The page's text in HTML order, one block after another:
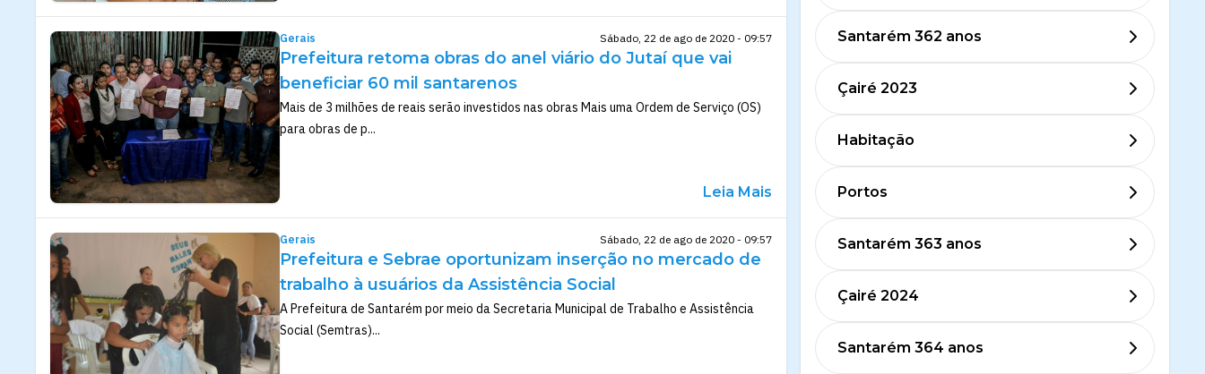
Gerais Sábado, 22 de ago de 2020 - 09:57
Prefeitura retoma obras do anel viário do Jutaí que vai
beneficiar 60 mil santarenos
Mais de 3 milhões de reais serão investidos nas obras Mais uma Ordem de Serviço (OS)
para obras de p...
Leia Mais
Gerais Sábado, 22 de ago de 2020 - 09:57
Prefeitura e Sebrae oportunizam inserção no mercado de
trabalho à usuários da Assistência Social
A Prefeitura de Santarém por meio da Secretaria Municipal de Trabalho e Assistência
Social (Semtras)...
Santarém 362 anos
Çairé 2023
Habitação
Portos
Santarém 363 anos
Çairé 2024
Santarém 364 anos